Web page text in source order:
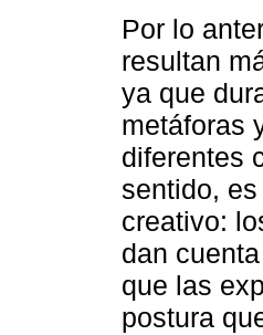
Por lo
resultan
ya que
metáforas
diferentes
sentido,
creativo:
dan
que las
postura